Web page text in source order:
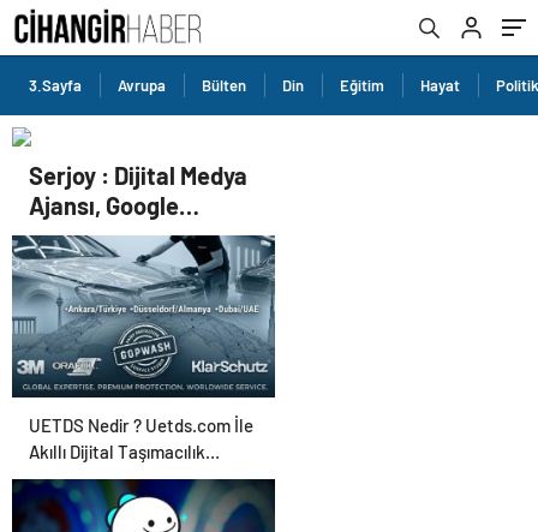
3.Sayfa Avrupa Bülten Din Eğitim Hayat
Serjoy : Dijital Medya
Ajansı, Google
Reklam Ajansı, SEO
Ajansı ve Web
Tasarım Ajansı
UETDS Nedir ? Uetds.com İle
Akıllı Dijital Taşımacılık
Yazılımı